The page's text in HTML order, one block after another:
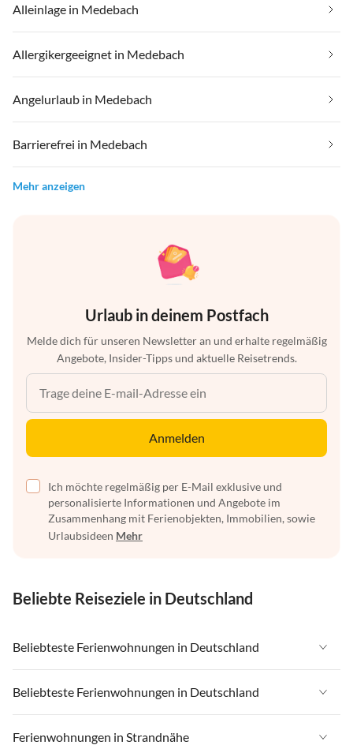
Alleinlage in Medebach
Allergikergeeignet in Medebach
Angelurlaub in Medebach
Barrierefrei in Medebach
Mehr anzeigen
Urlaub in deinem Postfach
Melde dich für unseren Newsletter an und erhalte regelmäßig
Angebote, Insider-Tipps und aktuelle Reisetrends.
Anmelden
Ich möchte regelmäßig per E-Mail exklusive und
personalisierte Informationen und Angebote im
Zusammenhang mit Ferienobjekten, Immobilien, sowie
Urlaubsideen Mehr
Beliebte Reiseziele in Deutschland
Beliebteste Ferienwohnungen in Deutschland
Ferienwohnungen in Deutschland
Ferienwohnungen in Ostsee
Beliebteste Ferienwohnungen in Deutschland
Ferienwohnungen in Deutschland
Ferienwohnungen in Strandnähe